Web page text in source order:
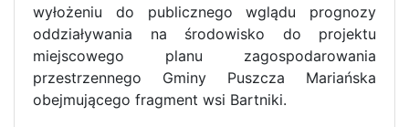
wyłożeniu do publicznego wglądu prognozy
oddziaływania na środowisko do projektu
miejscowego planu zagospodarowania
przestrzennego Gminy Puszcza Mariańska
obejmującego fragment wsi Bartniki.